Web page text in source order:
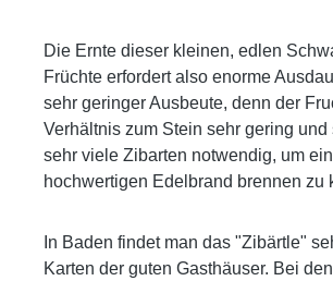
Die Ernte dieser kleinen, edlen
Früchte erfordert also enorme
sehr geringer Ausbeute, denn der
Verhältnis zum Stein sehr gering und
sehr viele Zibarten notwendig, um
hochwertigen Edelbrand brennen zu
In Baden findet man das "Zibärtle"
Karten der guten Gasthäuser. Bei den